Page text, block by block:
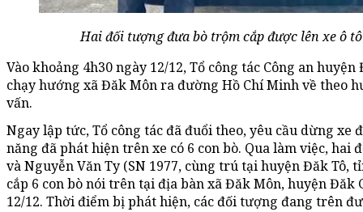
Hai đối tượng đưa bò trộm cắp được lên xe ô
Vào khoảng 4h30 ngày 12/12, Tổ công tác Công an
chạy hướng xã Đăk Môn ra đường Hồ Chí Minh về theo
vấn.
Ngay lập tức, Tổ công tác đã đuổi theo, yêu cầu dừng
năng đã phát hiện trên xe có 6 con bò. Qua làm việc, hai
và Nguyễn Văn Ty (SN 1977, cùng trú tại huyện Đăk Tô,
cắp 6 con bò nói trên tại địa bàn xã Đăk Môn, huyện Đăk
12/12. Thời điểm bị phát hiện, các đối tượng đang trên